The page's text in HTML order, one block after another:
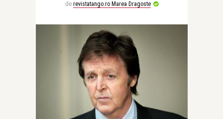
de revistatango.ro Marea Dragoste